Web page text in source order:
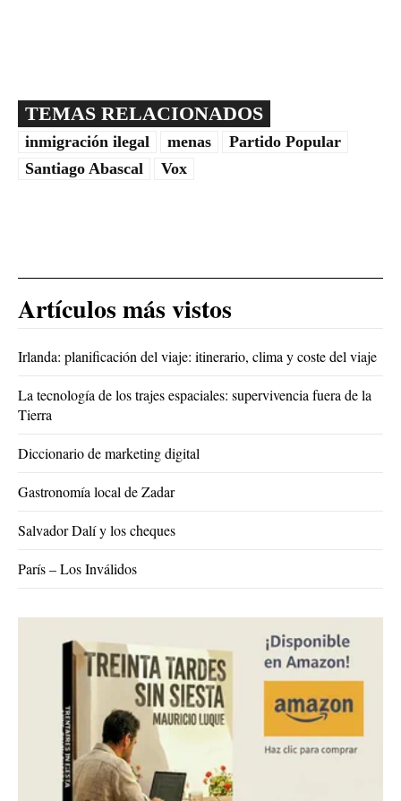
TEMAS RELACIONADOS
inmigración ilegal menas
Partido Popular
Santiago Abascal
Vox
Artículos más vistos
Irlanda: planificación del viaje: itinerario, clima y coste del viaje
La tecnología de los trajes espaciales: supervivencia fuera de la
Tierra
Diccionario de marketing digital
Gastronomía local de Zadar
Salvador Dalí y los cheques
París – Los Inválidos